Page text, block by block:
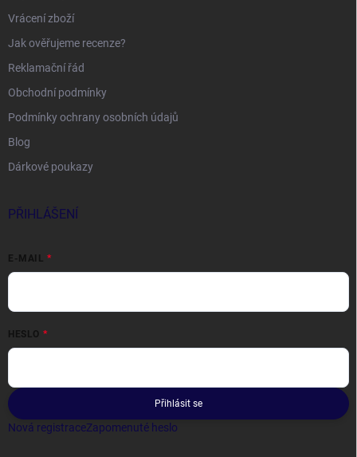
Vrácení zboží
Jak ověřujeme recenze?
Reklamační řád
Obchodní podmínky
Podmínky ochrany osobních údajů
Blog
Dárkové poukazy
PŘIHLÁŠENÍ
E-MAIL
HESLO
Přihlásit se
Nová registraceZapomenuté heslo